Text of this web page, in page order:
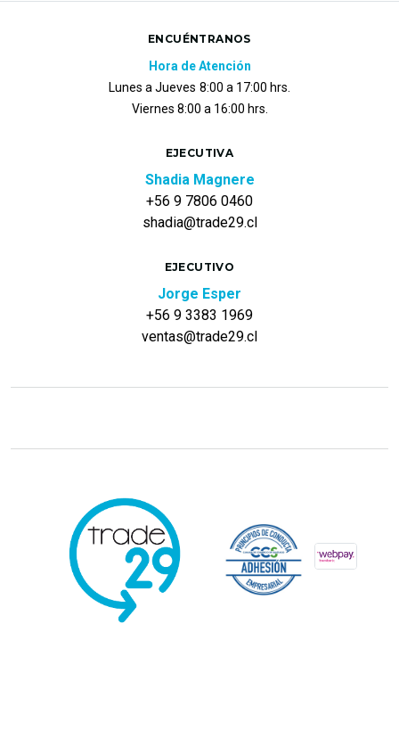
ENCUÉNTRANOS
Hora de Atención
Lunes a Jueves 8:00 a 17:00 hrs.
Viernes 8:00 a 16:00 hrs.
EJECUTIVA
Shadia Magnere
+56 9 7806 0460
shadia@trade29.cl
EJECUTIVO
Jorge Esper
+56 9 3383 1969
ventas@trade29.cl